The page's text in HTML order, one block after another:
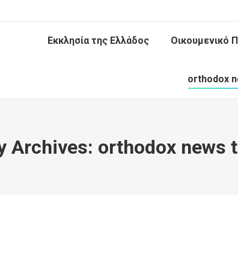
Εκκλησία της Ελλάδος Οικουμενικό
orthodox
Archives: orthodox news